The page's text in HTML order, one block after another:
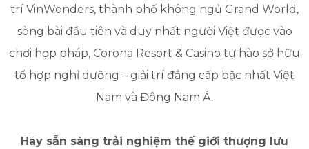
trí VinWonders, thành phố không ngủ Grand World,
sòng bài đầu tiên và duy nhất người Việt được vào
chơi hợp pháp, Corona Resort & Casino tự hào sở hữu
tổ hợp nghỉ dưỡng – giải trí đẳng cấp bậc nhất Việt
Nam và Đông Nam Á.
Hãy sẵn sàng trải nghiệm thế giới thượng lưu